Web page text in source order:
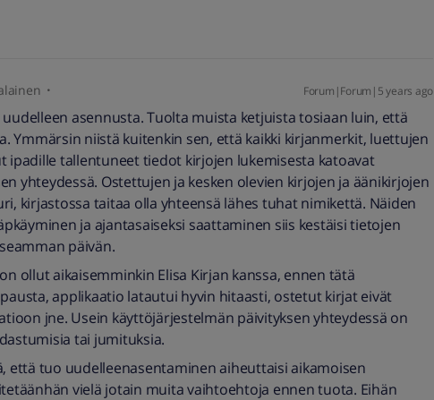
Forum|Forum|5 years ago
uudelleen asennusta. Tuolta muista ketjuista tosiaan luin, että
Ymmärsin niistä kuitenkin sen, että kaikki kirjanmerkit, luettujen
ipadille tallentuneet tiedot kirjojen lukemisesta katoavat
yhteydessä. Ostettujen ja kesken olevien kirjojen ja äänikirjojen
kirjastossa taitaa olla yhteensä lähes tuhat nimikettä. Näiden
ja ajantasaiseksi saattaminen siis kestäisi tietojen
päivän.
ollut aikaisemminkin Elisa Kirjan kanssa, ennen tätä
applikaatio latautui hyvin hitaasti, ostetut kirjat eivät
jne. Usein käyttöjärjestelmän päivityksen yhteydessä on
tai jumituksia.
että tuo uudelleenasentaminen aiheuttaisi aikamoisen
vielä jotain muita vaihtoehtoja ennen tuota. Eihän